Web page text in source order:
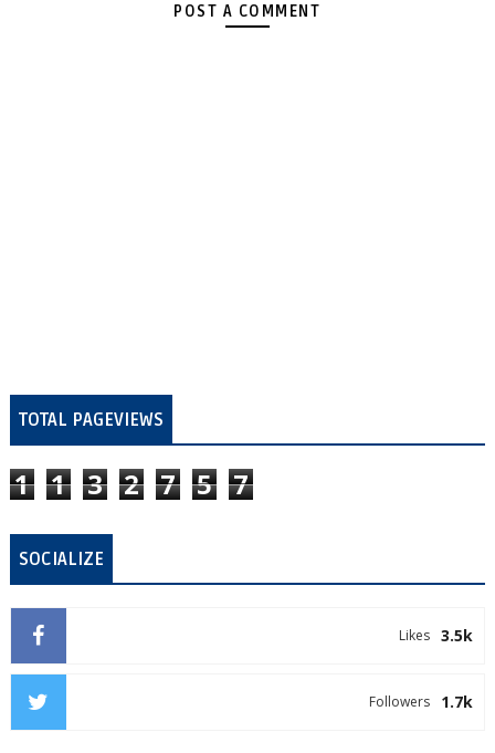
POST A COMMENT
TOTAL PAGEVIEWS
1 1 3 2 7 5 7
SOCIALIZE
3.5k
Likes
1.7k
Followers